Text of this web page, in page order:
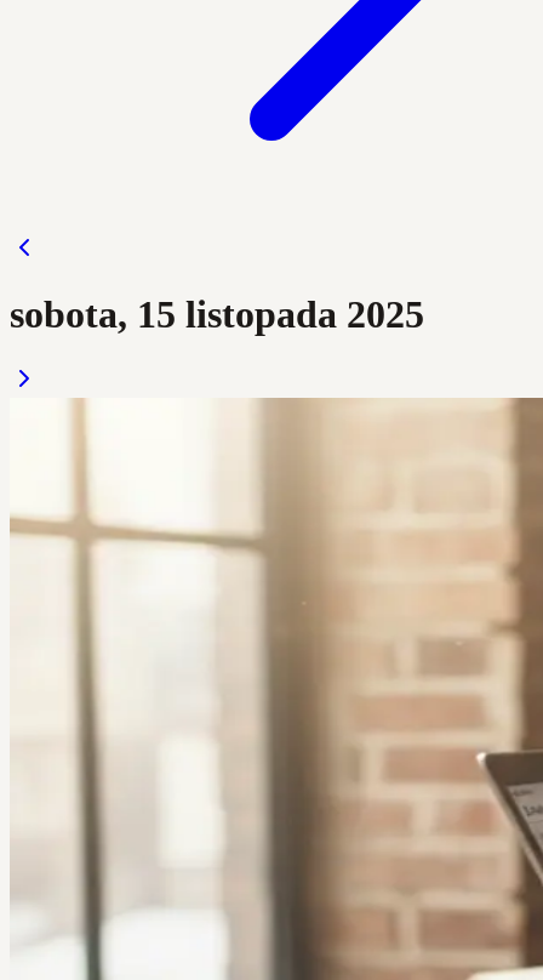
sobota, 15 listopada 2025